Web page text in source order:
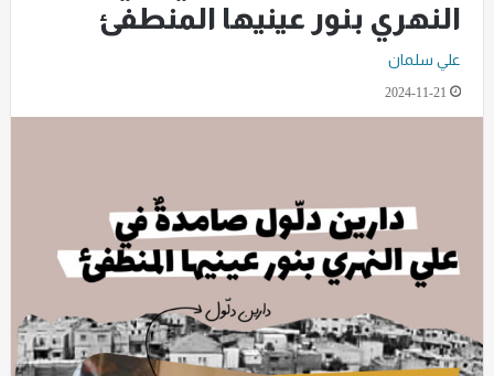
النهري بنور عينيها المنطفئ
علي سلمان
2024-11-21